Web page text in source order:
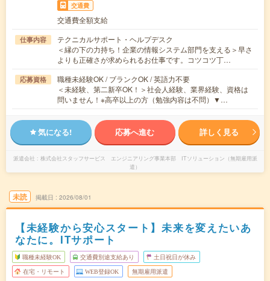
交通費
交通費全額支給
仕事内容
テクニカルサポート・ヘルプデスク
＜縁の下の力持ち！企業の情報システム部門を支える＞早さ
よりも正確さが求められるお仕事です。コツコツ丁…
応募資格
職種未経験OK / ブランクOK / 英語力不要
＜未経験、第二新卒OK！＞社会人経験、業界経験、資格は
問いません！※高卒以上の方（勉強内容は不問）▼…
気になる! 応募へ進む 詳しく見る
派遣会社
株式会社スタッフサービス エンジニアリング事業本部 ITソリューション（無期雇用派
遣）
未読 掲載日 2026/08/01
【未経験から安心スタート】未来を変えたいあ
なたに。ITサポート
職種未経験OK 交通費別途支給あり 土日祝日が休み
在宅・リモート WEB登録OK 無期雇用派遣